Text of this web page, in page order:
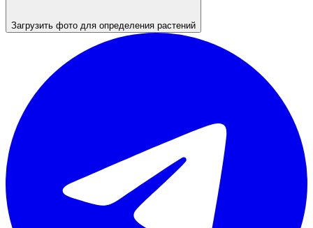
Загрузить фото для определения растений